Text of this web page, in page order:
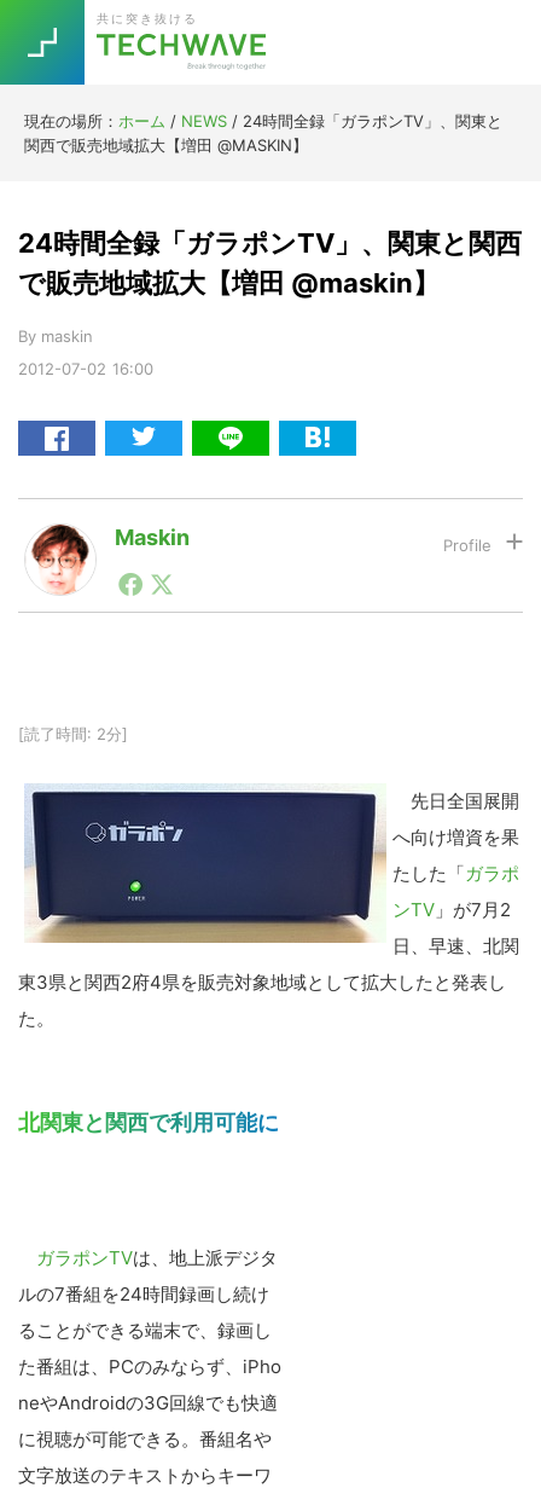
primary
navigation
main
content
primary
sidebar
footer
共に突き抜ける
現在の場所： ホーム / NEWS / 24時間全録「ガラポンTV」、関東と
関西で販売地域拡大【増田 @MASKIN】
2012-07-02 16:00
24時間全録「ガラポンTV」、関東と関西
で販売地域拡大【増田 @maskin】
By maskin
Maskin
1990年代初頭から記者としてまた起業家としてITスタ
ートアップ業界のハードウェアからソフトウェアの事業
スクとして数億PV事業に。世界最大IT系メディア（ス
などを経て、現在、スタートアップ支援側の取り組みに
[読了時間: 2分]
先日全国展開
へ向け増資を果
たした「ガラポ
ンTV 」が7月2
日、早速、北関
東3県と関西2府4県を販売対象地域として拡大したと発表し
た。
北関東と関西で利用可能に
ガラポンTVは、地上派デジタ
ルの7番組を24時間録画し続け
ることができる端末で、録画し
た番組は、PCのみならず、iPho
neやAndroidの3G回線でも快適
に視聴が可能できる。番組名や
文字放送のテキストからキーワ
TOPICS
RE:LIFE
Re:Work
AI
VR/AR
[Startup]
[Voice Edition]
[YouTube]
特集
Block Data Bank
Trend 今話題の注目キーワード
5G Asana テレワーク